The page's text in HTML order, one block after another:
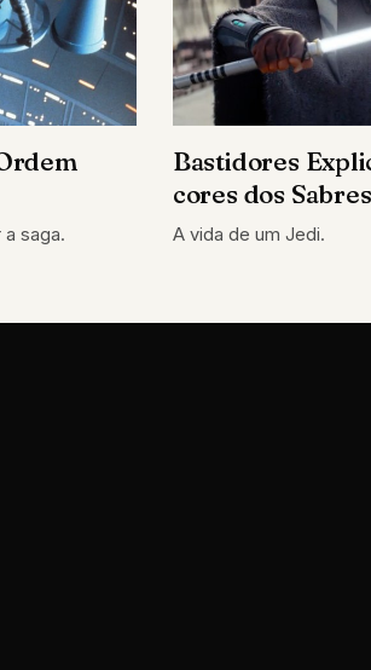
saga.
Bastidores
cores dos
A vida de um Jedi.